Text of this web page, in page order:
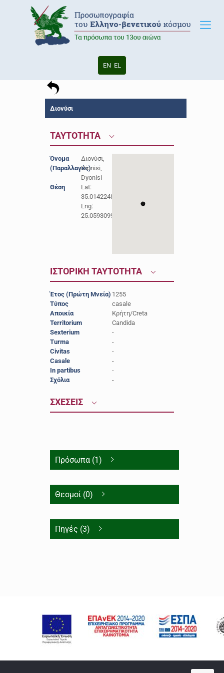
EN EL
Διονύσι
ΤΑΥΤΟΤΗΤΑ
Όνομα
(Παραλλαγές)
Διονύσι,
Dionisi,
Dyonisi
Θέση
Lat:
35.0142248
Lng:
25.059309900000017
ΙΣΤΟΡΙΚΗ ΤΑΥΤΟΤΗΤΑ
Έτος (Πρώτη Μνεία) 1255
Τύπος
casale
Αποικία
Κρήτη/Creta
Territorium
Candida
Sexterium
-
Turma
-
Civitas
-
Casale
-
In partibus
-
Σχόλια
-
ΣΧΕΣΕΙΣ
Πρόσωπα (1)
Θεσμοί (0)
Πηγές (3)